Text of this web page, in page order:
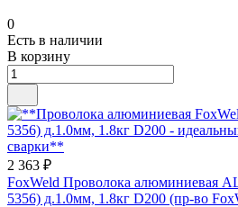
0
Есть в наличии
В корзину
2 363 ₽
FoxWeld Проволока алюминиевая
5356) д.1.0мм, 1.8кг D200 (пр-во